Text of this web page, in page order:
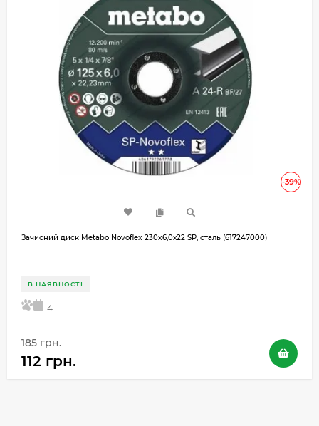
-39%
Зачисний диск Metabo Novoflex 230x6,0х22 SP, сталь (617247000)
В НАЯВНОСТІ
4
185 грн.
112 грн.